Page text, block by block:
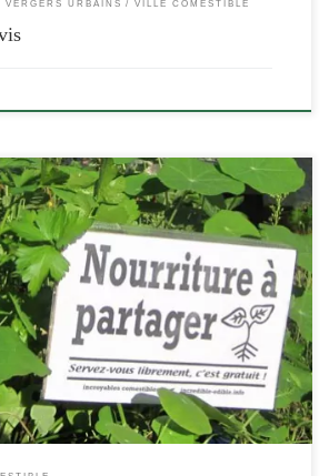
VERGERS URBAINS VILLE COMESTIBLE